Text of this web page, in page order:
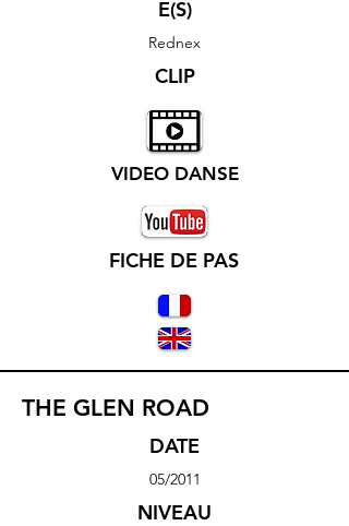
E(S)
Rednex
CLIP
VIDEO DANSE
FICHE DE PAS
THE GLEN ROAD
DATE
05/2011
NIVEAU